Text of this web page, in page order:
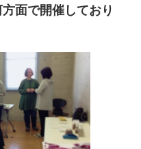
面で開催しており